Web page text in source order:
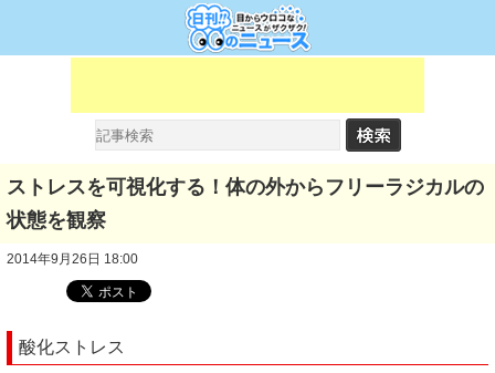
ストレスを可視化する！体の外からフリーラジカルの
状態を観察
2014年9月26日 18:00
酸化ストレス